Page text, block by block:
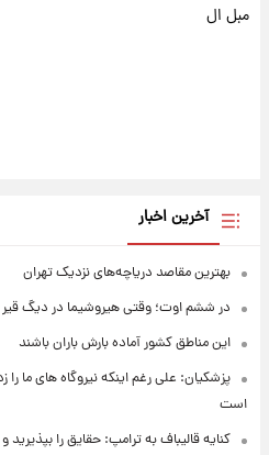
مبل ال
آخرین اخبار
بهترین مقاصد دریاچه‌های نزدیک تهران
در ششم اوت؛ وقتی هیروشیما در دیگ
این مناطق کشور آماده بارش باران باشند
پزشکیان: علی رغم اینکه نیروگاه های ما
است
کنایه قالیباف به ترامپ: حقایق را